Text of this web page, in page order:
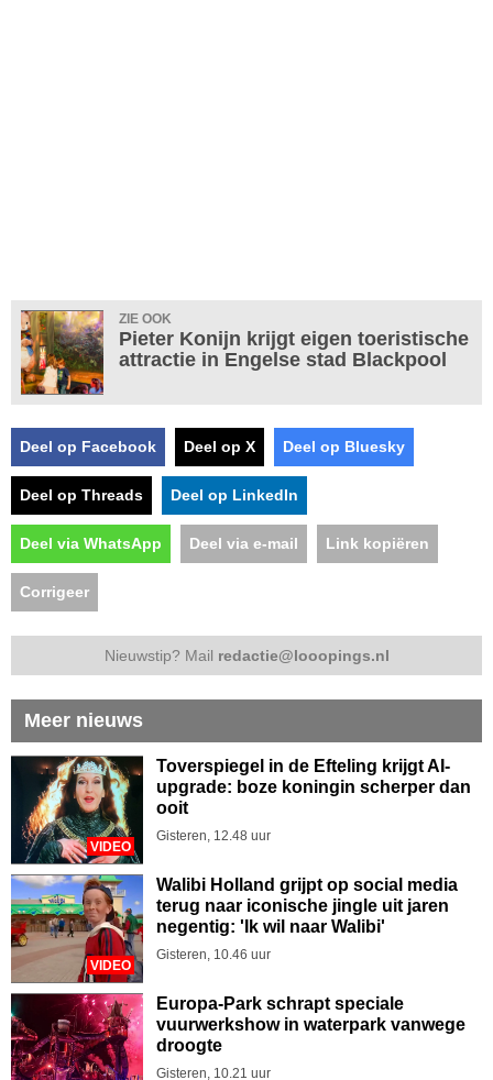
ZIE OOK
Pieter Konijn krijgt eigen toeristische
attractie in Engelse stad Blackpool
Deel op Facebook Deel op X Deel op Bluesky
Deel op Threads Deel op LinkedIn
Deel via WhatsApp Deel via e-mail Link kopiëren
Corrigeer
Nieuwstip? Mail redactie@looopings.nl
Meer nieuws
VIDEO
Toverspiegel in de Efteling krijgt AI-
upgrade: boze koningin scherper dan
ooit
Gisteren, 12.48 uur
VIDEO
Walibi Holland grijpt op social media
terug naar iconische jingle uit jaren
negentig: 'Ik wil naar Walibi'
Gisteren, 10.46 uur
Europa-Park schrapt speciale
vuurwerkshow in waterpark vanwege
droogte
Gisteren, 10.21 uur